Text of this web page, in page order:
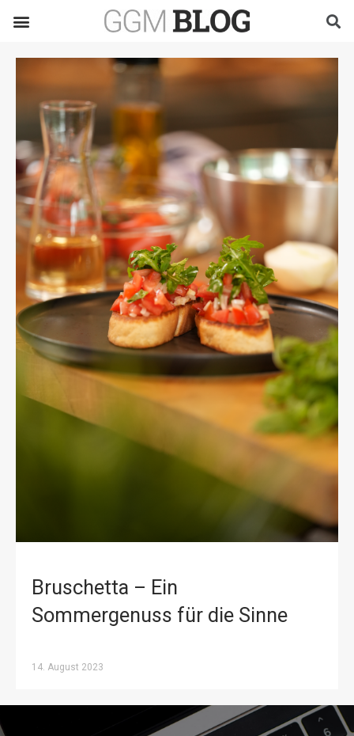
Bruschetta – Ein
Sommergenuss für die Sinne
14. August 2023